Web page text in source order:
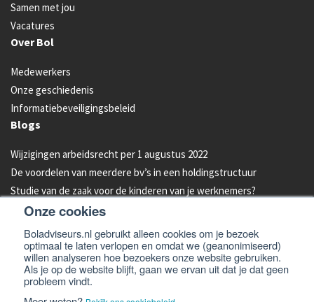
Onze cookies
Boladviseurs.nl gebruikt alleen cookies om je bezoek
optimaal te laten verlopen en omdat we (geanonimiseerd)
willen analyseren hoe bezoekers onze website gebruiken.
Als je op de website blijft, gaan we ervan uit dat je dat geen
probleem vindt.
Samen met jou
Vacatures
Over Bol
Medewerkers
Onze geschiedenis
Informatiebeveiligingsbeleid
Blogs
Wijzigingen arbeidsrecht per 1 augustus 2022
De voordelen van meerdere bv’s in een holdingstructuur
Studie van de zaak voor de kinderen van je werknemers?
Energielabel C vanaf 2023 verplicht voor kantoren
Aandelen van je bedrijf overdragen aan je kind: hoe werkt dat?
Bleeders omzetten in feeders: zo doe je dat!
© 2026 - Bol Adviseurs Algemene voorwaarden